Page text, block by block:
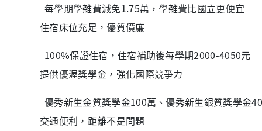
每學期學雜費減免1.75萬，學雜費比國立更便宜
住宿床位充足，優質價廉
100%保證住宿，住宿補助後每學期2000-4050元
提供優渥獎學金，強化國際競爭力
優秀新生金質獎學金100萬、優秀新生銀質獎學金
交通便利，距離不是問題